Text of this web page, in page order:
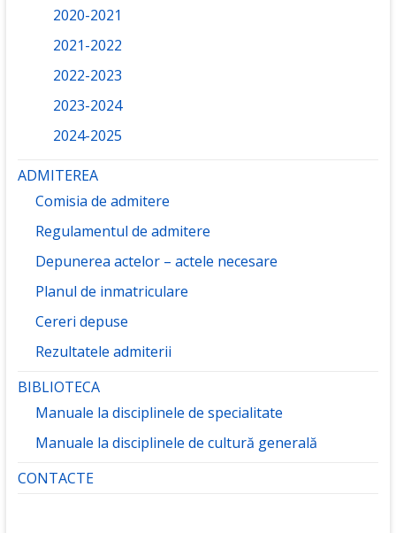
2020-2021
2021-2022
2022-2023
2023-2024
2024-2025
ADMITEREA
Comisia de admitere
Regulamentul de admitere
Depunerea actelor – actele necesare
Planul de inmatriculare
Cereri depuse
Rezultatele admiterii
BIBLIOTECA
Manuale la disciplinele de specialitate
Manuale la disciplinele de cultură generală
CONTACTE